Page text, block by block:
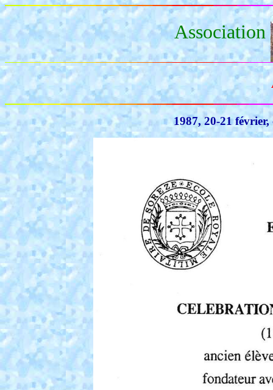
Association
1987, 20-21